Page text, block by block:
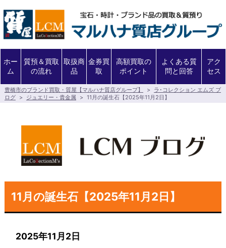
ホー
ム
質預＆買取
の流れ
取扱商
品
金券買
取
高額買取の
ポイント
よくある質
問と回答
アク
セス
豊橋市のブランド買取・質屋【マルハナ質店グループ】 >
ラ･コレクション エムズ ブ
ログ > ジュエリー・貴金属 > 11月の誕生石【2025年11月2日】
11月の誕生石【2025年11月2日】
2025年11月2日